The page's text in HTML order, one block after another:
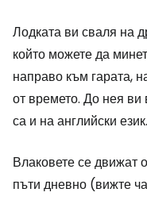
Лодката ви сваля на
който можете да
направо към гарата,
от времето. До нея ви
са и на английски език.
Влаковете се движат
пъти дневно (вижте